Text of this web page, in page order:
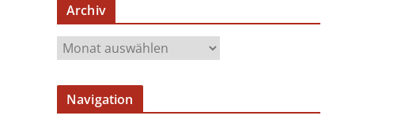
Archiv
Navigation